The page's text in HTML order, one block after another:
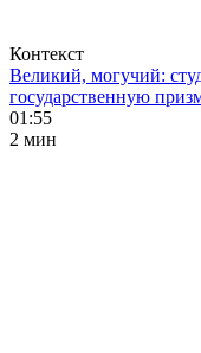
Контекст
Великий, могучий:
государственную
01:55
2 мин